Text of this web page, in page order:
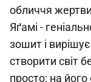
обличчя
Яґамі -
зошит і
створити світ
просто: на